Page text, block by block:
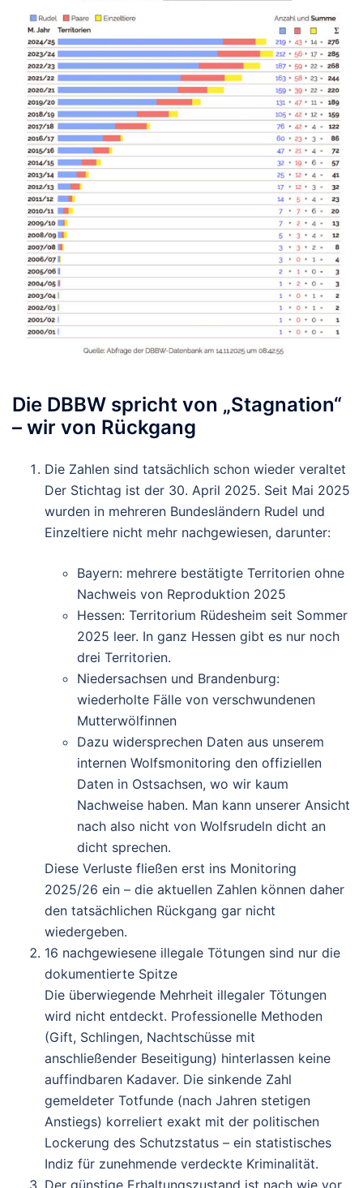
Die DBBW spricht von „Stagnation“
– wir von Rückgang
Die Zahlen sind tatsächlich schon wieder veraltet
Der Stichtag ist der 30. April 2025. Seit Mai 2025
wurden in mehreren Bundesländern Rudel und
Einzeltiere nicht mehr nachgewiesen, darunter:
Bayern: mehrere bestätigte Territorien ohne
Nachweis von Reproduktion 2025
Hessen: Territorium Rüdesheim seit Sommer
2025 leer. In ganz Hessen gibt es nur noch
drei Territorien.
Niedersachsen und Brandenburg:
wiederholte Fälle von verschwundenen
Mutterwölfinnen
Dazu widersprechen Daten aus unserem
internen Wolfsmonitoring den offiziellen
Daten in Ostsachsen, wo wir kaum
Nachweise haben. Man kann unserer Ansicht
nach also nicht von Wolfsrudeln dicht an
dicht sprechen.
Diese Verluste fließen erst ins Monitoring
2025/26 ein – die aktuellen Zahlen können daher
den tatsächlichen Rückgang gar nicht
wiedergeben.
16 nachgewiesene illegale Tötungen sind nur die
dokumentierte Spitze
Die überwiegende Mehrheit illegaler Tötungen
wird nicht entdeckt. Professionelle Methoden
(Gift, Schlingen, Nachtschüsse mit
anschließender Beseitigung) hinterlassen keine
auffindbaren Kadaver. Die sinkende Zahl
gemeldeter Totfunde (nach Jahren stetigen
Anstiegs) korreliert exakt mit der politischen
Lockerung des Schutzstatus – ein statistisches
Indiz für zunehmende verdeckte Kriminalität.